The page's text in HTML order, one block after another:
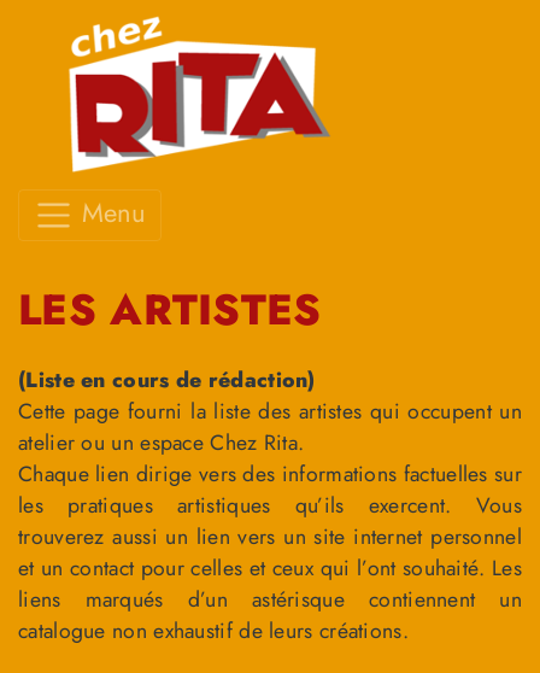
Menu
LES ARTISTES
(Liste en cours de rédaction)
Cette page fourni la liste des artistes qui occupent un
atelier ou un espace Chez Rita.
Chaque lien dirige vers des informations factuelles sur
les pratiques artistiques qu’ils exercent. Vous
trouverez aussi un lien vers un site internet personnel
et un contact pour celles et ceux qui l’ont souhaité. Les
liens marqués d’un astérisque contiennent un
catalogue non exhaustif de leurs créations.